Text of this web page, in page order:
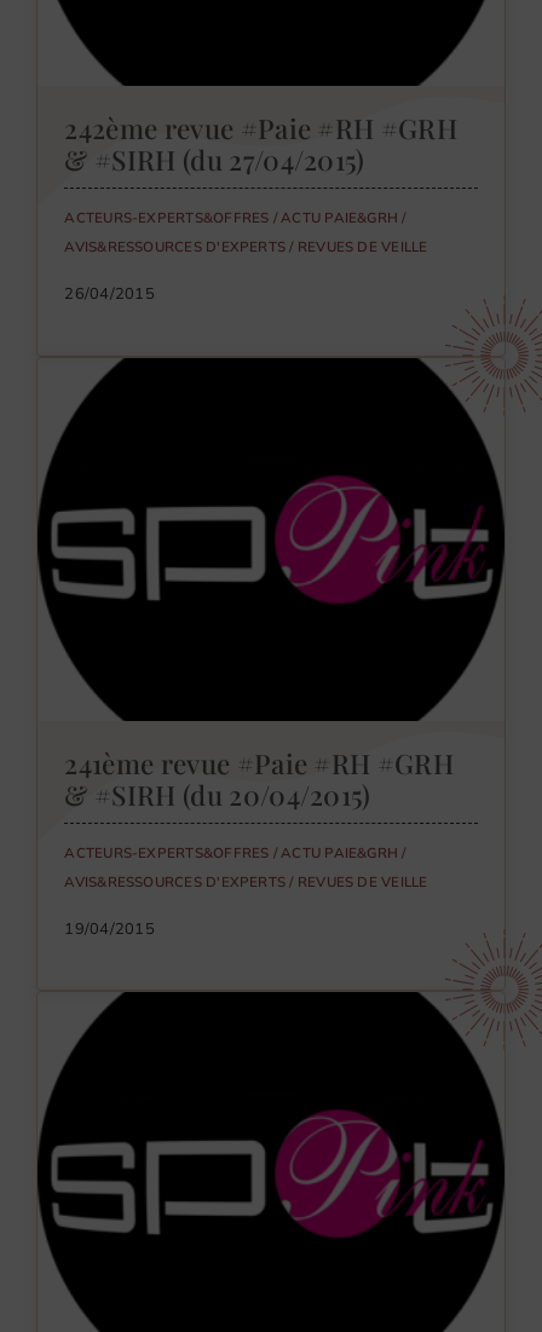
242ème revue #Paie #RH #GRH
& #SIRH (du 27/04/2015)
ACTEURS-EXPERTS&OFFRES / ACTU PAIE&GRH /
AVIS&RESSOURCES D'EXPERTS / REVUES DE VEILLE
26/04/2015
241ème revue #Paie #RH #GRH
& #SIRH (du 20/04/2015)
ACTEURS-EXPERTS&OFFRES / ACTU PAIE&GRH /
AVIS&RESSOURCES D'EXPERTS / REVUES DE VEILLE
19/04/2015